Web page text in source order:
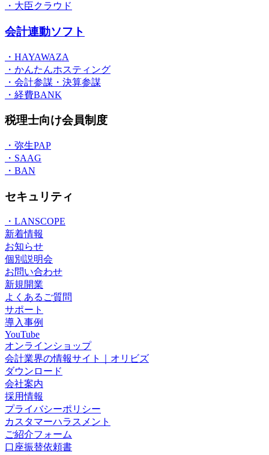
・大臣クラウド
会計連動ソフト
・HAYAWAZA
・かんたんホスティング
・会計参謀・決算参謀
・経費BANK
税理士向け会員制度
・弥生PAP
・SAAG
・BAN
セキュリティ
・LANSCOPE
新着情報
お知らせ
個別説明会
お問い合わせ
新規開業
よくあるご質問
サポート
導入事例
YouTube
オンラインショップ
会計業界の情報サイト｜オリビズ
ダウンロード
会社案内
採用情報
プライバシーポリシー
カスタマーハラスメント
ご紹介フォーム
口座振替依頼書